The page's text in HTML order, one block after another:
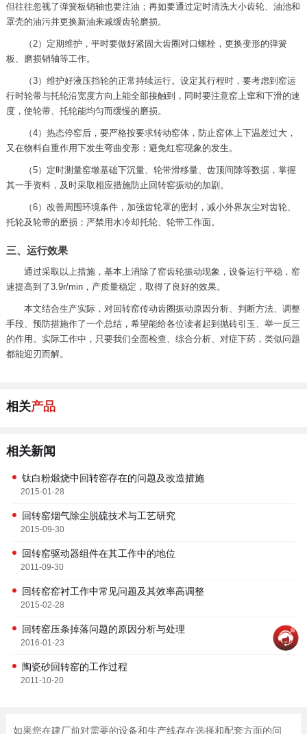
但往往忽视了弹簧板销轴也要注油；再如要通过定时清洗大小齿轮、油池和
罩壳的油污并更换新油来减缓齿轮磨损。
（2）定期维护，平时要做好紧固大齿圈对口螺栓，更换变形的弹簧
板、磨损销轴等工作。
（3）维护好液压挡轮的正常持续运行。设定其行程时，要考虑到窑运
行时轮带与托轮沿宽度方向上能全部接触到，同时要注意窑上窜和下滑的速
度，使轮带、托轮能均匀而缓慢的磨损。
（4）热态停窑后，要严格按要求转动窑体，防止窑体上下温差过大，
又在物料自重作用下发生弯曲变形；避免红窑现象的发生。
（5）定时测量窑墩基础下沉量、轮带滑移量、齿顶间隙等数据，掌握
其一手资料，及时采取相应措施防止回转窑振动的加剧。
（6）改善周围环境条件，加强齿轮罩的密封，减小外界灰尘对齿轮、
托轮及轮带的磨损；严禁用水冷却托轮、轮带工作面。
三、运行效果
通过采取以上措施，基本上消除了窑齿轮振动现象，设备运行平稳，窑
速提高到了3.9r/min，产质量稳定，取得了良好的效果。
本文结合生产实际，对回转窑传动齿圈振动原因分析、判断方法、调整
手段、预防措施作了一个总结，希望能给各位读者起到抛砖引玉、举一反三
的作用。实际工作中，只要我们全面检查、综合分析、对症下药，类似问题
都能迎刃而解。
相关产品
相关新闻
钛白粉煅烧中回转窑存在的问题及改造措施
2015-01-28
回转窑烟气除尘脱硫技术与工艺研究
2015-09-30
回转窑驱动器组件在其工作中的地位
2011-09-30
回转窑窑衬工作中常见问题及其效率高调整
2015-02-28
回转窑压条掉落问题的原因分析与处理
2016-01-23
陶瓷砂回转窑的工作过程
2011-10-20
如果您在建厂前对需要的设备和生产线存在选择和配套方面的问